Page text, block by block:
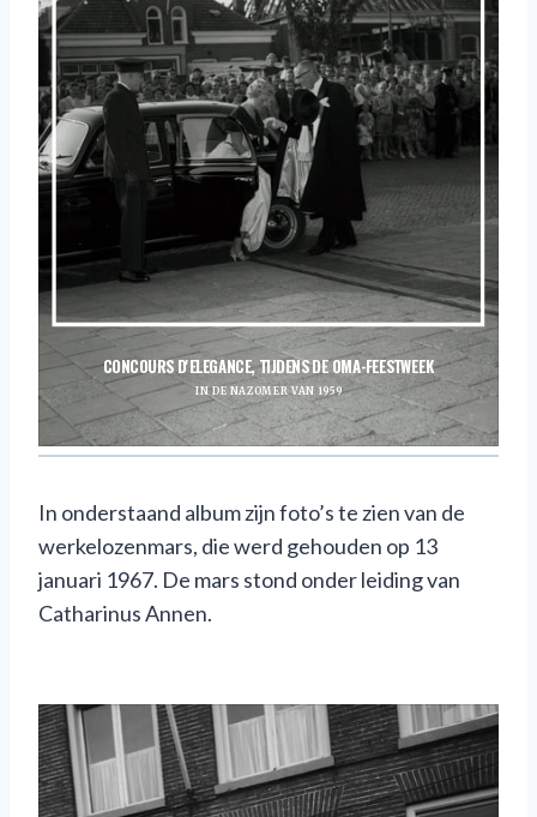
In onderstaand album zijn foto’s te zien van de
werkelozenmars, die werd gehouden op 13
januari 1967. De mars stond onder leiding van
Catharinus Annen.